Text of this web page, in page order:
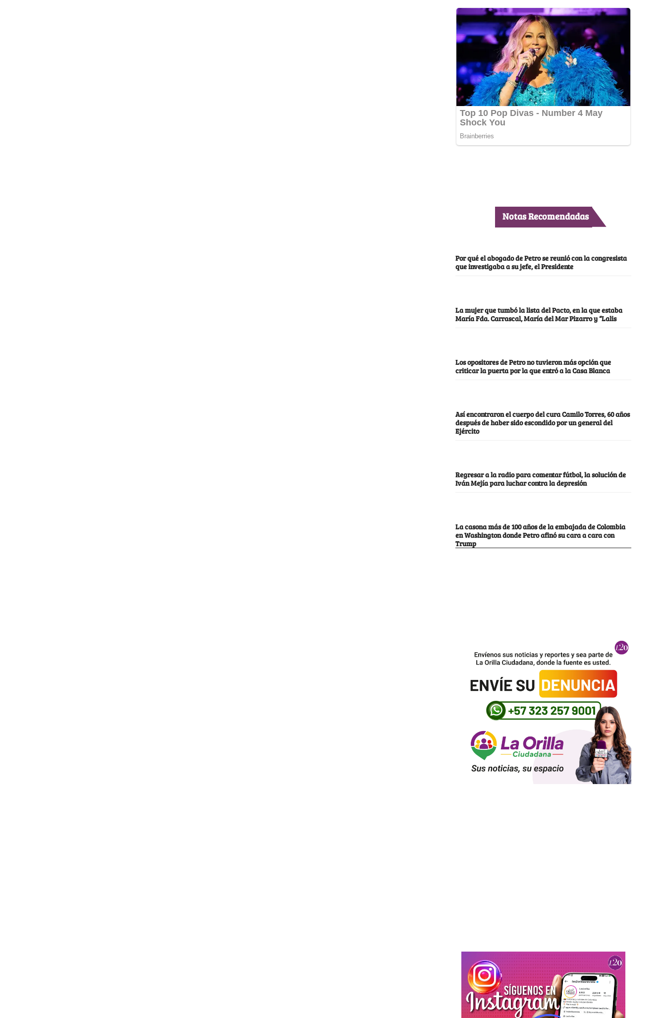
Notas Recomendadas
Por qué el abogado de Petro se reunió con la congresista
que investigaba a su jefe, el Presidente
La mujer que tumbó la lista del Pacto, en la que estaba
María Fda. Carrascal, María del Mar Pizarro y “Lalis
Los opositores de Petro no tuvieron más opción que
criticar la puerta por la que entró a la Casa Blanca
Así encontraron el cuerpo del cura Camilo Torres, 60 años
después de haber sido escondido por un general del
Ejército
Regresar a la radio para comentar fútbol, la solución de
Iván Mejía para luchar contra la depresión
La casona más de 100 años de la embajada de Colombia
en Washington donde Petro afinó su cara a cara con
Trump